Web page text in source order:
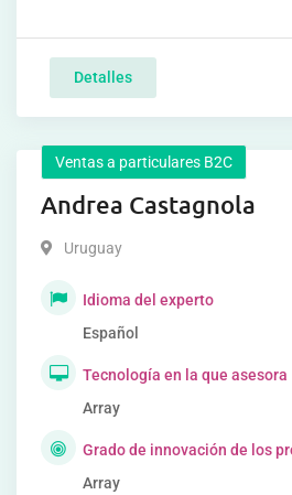
Detalles
Ventas a particulares B2C
Andrea Castagnola
Uruguay
Idioma del experto
Español
Tecnología en la que asesora
Array
Grado de innovación de los
Array